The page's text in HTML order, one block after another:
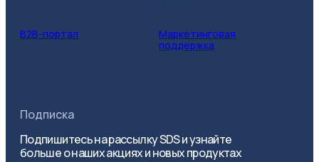
B2B-портал
Маркетинговая
поддержка
Подписка
Подпишитесь на рассылку SDS и узнайте
больше о наших акциях и новых продуктах